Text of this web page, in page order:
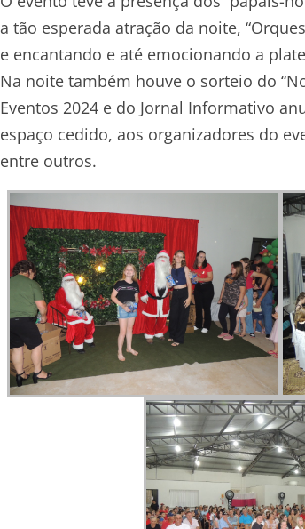
a tão esperada atração da noite,
e encantando e até emocionando a
Na noite também houve o sorteio do
Eventos 2024 e do Jornal Informativo
espaço cedido, aos organizadores do
entre outros.